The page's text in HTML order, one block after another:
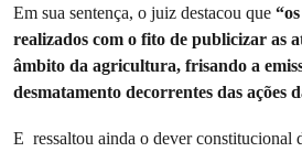
Em sua sentença, o juiz destacou que
realizados com o fito de publicizar as
âmbito da agricultura, frisando a
desmatamento decorrentes das ações
E ressaltou ainda o dever constitucional